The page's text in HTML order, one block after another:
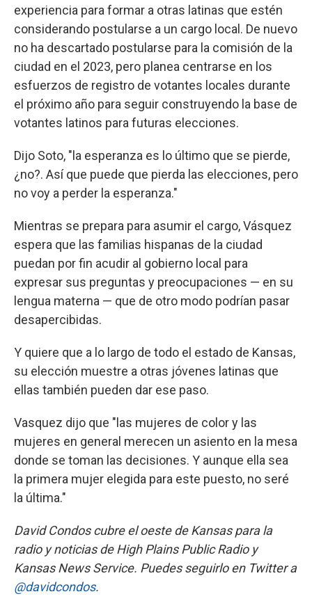
experiencia para formar a otras latinas que estén
considerando postularse a un cargo local. De nuevo
no ha descartado postularse para la comisión de la
ciudad en el 2023, pero planea centrarse en los
esfuerzos de registro de votantes locales durante
el próximo año para seguir construyendo la base de
votantes latinos para futuras elecciones.
Dijo Soto, "la esperanza es lo último que se pierde,
¿no?. Así que puede que pierda las elecciones, pero
no voy a perder la esperanza."
Mientras se prepara para asumir el cargo, Vásquez
espera que las familias hispanas de la ciudad
puedan por fin acudir al gobierno local para
expresar sus preguntas y preocupaciones — en su
lengua materna — que de otro modo podrían pasar
desapercibidas.
Y quiere que a lo largo de todo el estado de Kansas,
su elección muestre a otras jóvenes latinas que
ellas también pueden dar ese paso.
Vasquez dijo que "las mujeres de color y las
mujeres en general merecen un asiento en la mesa
donde se toman las decisiones. Y aunque ella sea
la primera mujer elegida para este puesto, no seré
la última."
David Condos cubre el oeste de Kansas para la
radio y noticias de High Plains Public Radio y
Kansas News Service. Puedes seguirlo en Twitter a
@davidcondos.